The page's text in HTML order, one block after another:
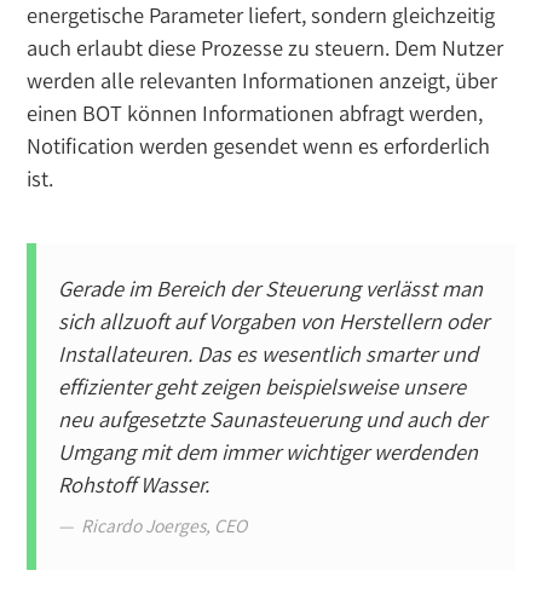
energetische Parameter liefert, sondern gleichzeitig
auch erlaubt diese Prozesse zu steuern. Dem Nutzer
werden alle relevanten Informationen anzeigt, über
einen BOT können Informationen abfragt werden,
Notification werden gesendet wenn es erforderlich
ist.
Gerade im Bereich der Steuerung verlässt man
sich allzuoft auf Vorgaben von Herstellern oder
Installateuren. Das es wesentlich smarter und
effizienter geht zeigen beispielsweise unsere
neu aufgesetzte Saunasteuerung und auch der
Umgang mit dem immer wichtiger werdenden
Rohstoff Wasser.
Ricardo Joerges, CEO